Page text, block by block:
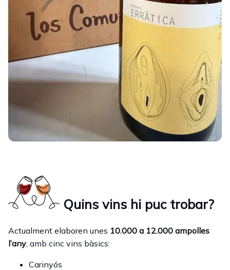
Quins vins hi puc trobar?
Actualment elaboren unes 10.000 a 12.000 ampolles
l’any , amb cinc vins bàsics:
Carinyós